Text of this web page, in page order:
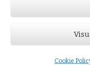
Cookie